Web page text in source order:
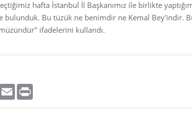
hafta İstanbul İl Başkanımız ile birlikte
Bu tüzük ne benimdir ne Kemal Bey'indir. Bu
ifadelerini kullandı.
Email